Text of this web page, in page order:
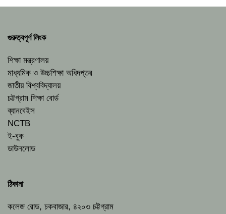
গুরুত্বপূর্ণ লিংক
শিক্ষা মন্ত্রণালয়
মাধ্যমিক ও উচ্চশিক্ষা অধিদপ্তর
জাতীয় বিশ্ববিদ্যালয়
চট্টগ্রাম শিক্ষা বোর্ড
ব্যানবেইস
NCTB
ই-বুক
ডাউনলোড
ঠিকানা
কলেজ রোড, চকবাজার, ৪২০৩ চট্টগ্রাম